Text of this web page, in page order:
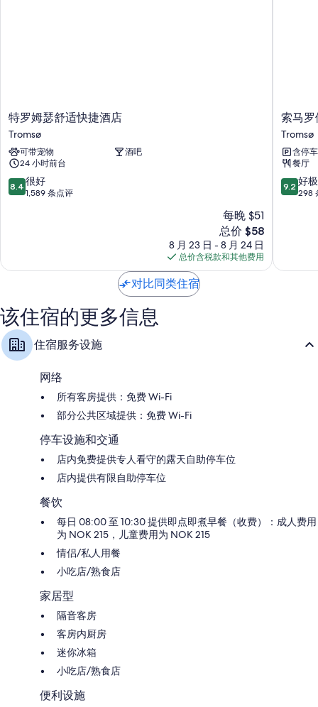
特
罗
姆
瑟
舒
适
快
特罗姆瑟舒适快捷酒店
Tromsø
可带宠物
酒吧
24 小时前台
8.4
分，
1,589
评
8.4 很好
1,589 条点评
每晚 $51
新
价
格
$58
总价 $58
8 月 23 日 - 8 月 24 日
总价含税款和其他费用
索
马
罗
伊
北
极
酒
Tromsø
索马罗
Tromsø
含停
餐厅
9.2
分，
了，
9.2 好
298
对比同类住宿
该住宿的更多信息
住宿服务设施
网络
所有客房提供：免费 Wi-Fi
部分公共区域提供：免费 Wi-Fi
停车设施和交通
店内免费提供专人看守的露天自助停车位
店内提供有限自助停车位
餐饮
每日 08:00 至 10:30 提供即点即煮早餐（收费）：成人费用
为 NOK 215，儿童费用为 NOK 215
情侣/私人用餐
小吃店/熟食店
家居型
隔音客房
客房内厨房
迷你冰箱
小吃店/熟食店
便利设施